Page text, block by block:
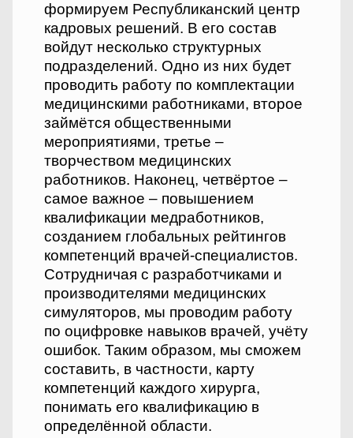
формируем Республиканский центр
кадровых решений. В его состав
войдут несколько структурных
подразделений. Одно из них будет
проводить работу по комплектации
медицинскими работниками, второе
займётся общественными
мероприятиями, третье –
творчеством медицинских
работников. Наконец, четвёртое –
самое важное – повышением
квалификации медработников,
созданием глобальных рейтингов
компетенций врачей-специалистов.
Сотрудничая с разработчиками и
производителями медицинских
симуляторов, мы проводим работу
по оцифровке навыков врачей, учёту
ошибок. Таким образом, мы сможем
составить, в частности, карту
компетенций каждого хирурга,
понимать его квалификацию в
определённой области.